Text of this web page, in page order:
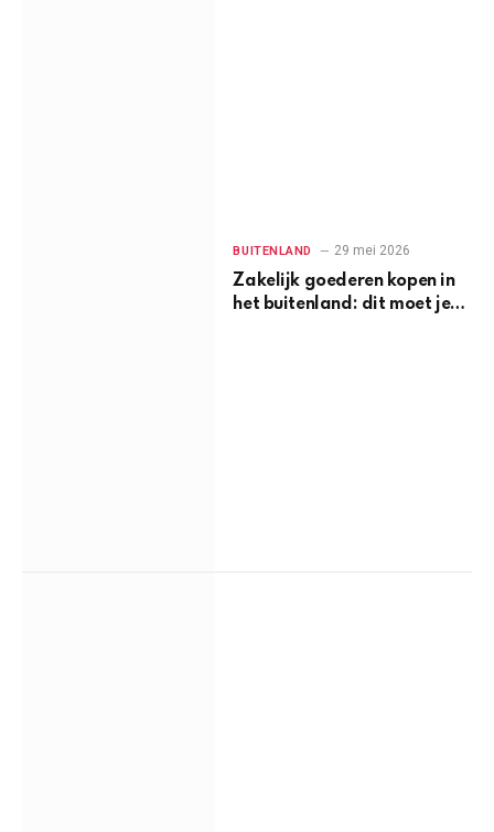
BUITENLAND 29 mei 2026
Zakelijk goederen kopen in
het buitenland: dit moet je